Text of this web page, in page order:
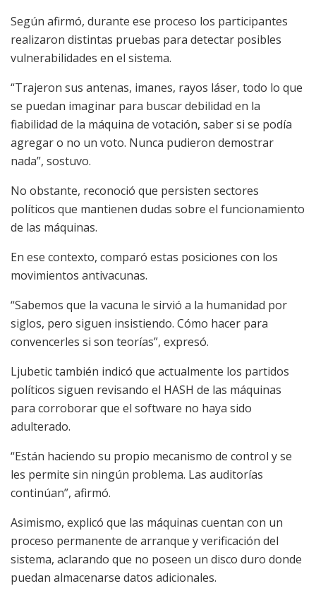
Según afirmó, durante ese proceso los participantes
realizaron distintas pruebas para detectar posibles
vulnerabilidades en el sistema.
“Trajeron sus antenas, imanes, rayos láser, todo lo que
se puedan imaginar para buscar debilidad en la
fiabilidad de la máquina de votación, saber si se podía
agregar o no un voto. Nunca pudieron demostrar
nada”, sostuvo.
No obstante, reconoció que persisten sectores
políticos que mantienen dudas sobre el funcionamiento
de las máquinas.
En ese contexto, comparó estas posiciones con los
movimientos antivacunas.
“Sabemos que la vacuna le sirvió a la humanidad por
siglos, pero siguen insistiendo. Cómo hacer para
convencerles si son teorías”, expresó.
Ljubetic también indicó que actualmente los partidos
políticos siguen revisando el HASH de las máquinas
para corroborar que el software no haya sido
adulterado.
“Están haciendo su propio mecanismo de control y se
les permite sin ningún problema. Las auditorías
continúan”, afirmó.
Asimismo, explicó que las máquinas cuentan con un
proceso permanente de arranque y verificación del
sistema, aclarando que no poseen un disco duro donde
puedan almacenarse datos adicionales.